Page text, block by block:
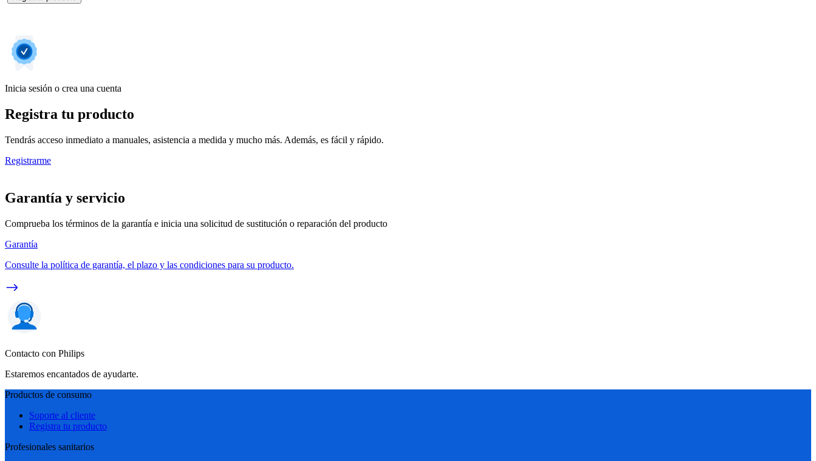
Inicia sesión o crea una cuenta
Registra tu producto
Tendrás acceso inmediato a manuales, asistencia a medida y mucho más. Además, es fácil y rápido.
Registrarme
Garantía y servicio
Comprueba los términos de la garantía e inicia una solicitud de sustitución o reparación del producto
Garantía
Consulte la política de garantía, el plazo y las condiciones para su producto.
Contacto con Philips
Estaremos encantados de ayudarte.
Productos de consumo
Soporte al cliente
Registra tu producto
Profesionales sanitarios